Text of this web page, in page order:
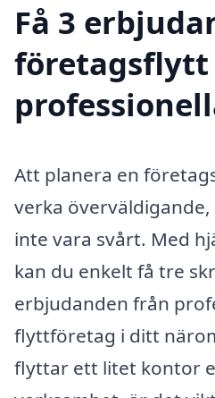
Få 3
företagsflytt
Att planera en
verka
inte vara svårt. Med
kan du enkelt få tre
erbjudanden från
flyttföretag i ditt
flyttar ett litet kontor